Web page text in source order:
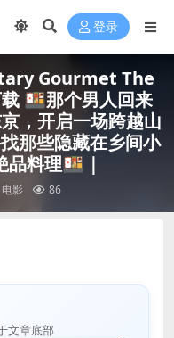
登录
Gourmet The
🍱那个男人回来
，开启一场跨越山
那些隐藏在乡间小
品料理🍱｜
电影 86
文章底部